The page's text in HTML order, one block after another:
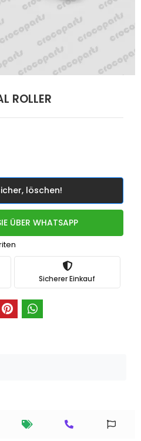
ROLLER
löschen!
ÜBER WHATSAPP
Sicherer Einkauf